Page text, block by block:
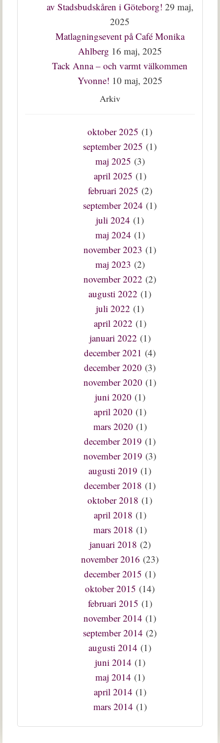
av Stadsbudskåren i Göteborg! 29 maj,
2025
Matlagningsevent på Café Monika
Ahlberg 16 maj, 2025
Tack Anna – och varmt välkommen
Yvonne! 10 maj, 2025
Arkiv
oktober 2025 (1)
september 2025 (1)
maj 2025 (3)
april 2025 (1)
februari 2025 (2)
september 2024 (1)
juli 2024 (1)
maj 2024 (1)
november 2023 (1)
maj 2023 (2)
november 2022 (2)
augusti 2022 (1)
juli 2022 (1)
april 2022 (1)
januari 2022 (1)
december 2021 (4)
december 2020 (3)
november 2020 (1)
juni 2020 (1)
april 2020 (1)
mars 2020 (1)
december 2019 (1)
november 2019 (3)
augusti 2019 (1)
december 2018 (1)
oktober 2018 (1)
april 2018 (1)
mars 2018 (1)
januari 2018 (2)
november 2016 (23)
december 2015 (1)
oktober 2015 (14)
februari 2015 (1)
november 2014 (1)
september 2014 (2)
augusti 2014 (1)
juni 2014 (1)
maj 2014 (1)
april 2014 (1)
mars 2014 (1)